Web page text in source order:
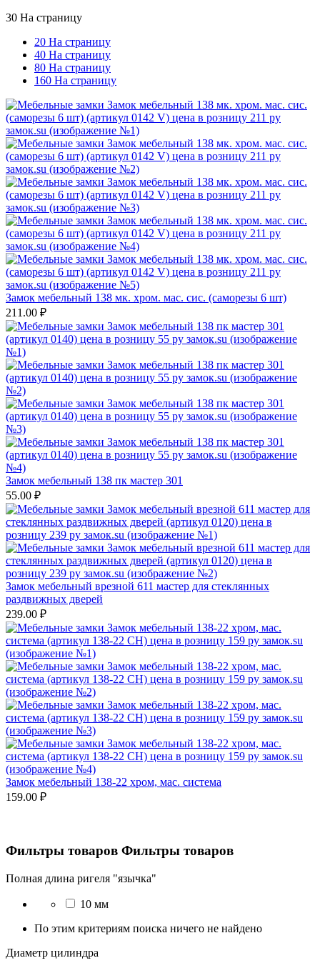
30 На страницу
20 На страницу
40 На страницу
80 На страницу
160 На страницу
Замок мебельный 138 мк. хром. мас. сис. (саморезы 6 шт)
211.00 ₽
Замок мебельный 138 пк мастер 301
55.00 ₽
Замок мебельный врезной 611 мастер для стеклянных
раздвижных дверей
239.00 ₽
Замок мебельный 138-22 хром, мас. система
159.00 ₽
Фильтры товаров Фильтры товаров
Полная длина ригеля "язычка"
10 мм
По этим критериям поиска ничего не найдено
Диаметр цилиндра